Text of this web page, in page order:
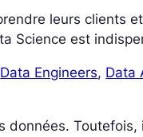
leurs clients et
Science est
Data Engineers, Data
données. Toutefois,